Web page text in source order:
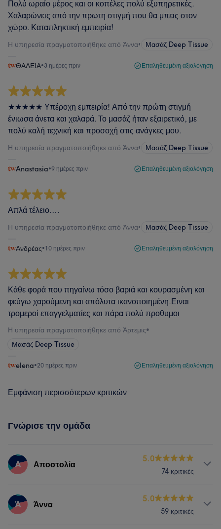
Πολύ ωραίο μέρος και οι κοπέλες πολύ εξυπηρετικές.
Χαλαρώνεις από την πρωτη στιγμή που θα μπεις στον
χώρο. Καταπληκτική εμπειρία!
Η υπηρεσία πραγματοποιήθηκε από Άννα• Μασάζ Deep Tissue
ΘΑΛΕΙΑ•3 ημέρες πριν Επαληθευμένη αξιολόγηση
★★★★★ Υπέροχη εμπειρία! Από την πρώτη στιγμή
ένιωσα άνετα και χαλαρά. Το μασάζ ήταν εξαιρετικό, με
πολύ καλή τεχνική και προσοχή στις ανάγκες μου.
Η υπηρεσία πραγματοποιήθηκε από Άννα• Μασάζ Deep Tissue
Anastasia•9 ημέρες πριν Επαληθευμένη αξιολόγηση
Απλά τέλειο….
Η υπηρεσία πραγματοποιήθηκε από Άννα• Μασάζ Deep Tissue
Ανδρέας•10 ημέρες πριν Επαληθευμένη αξιολόγηση
Κάθε φορά που πηγαίνω τόσο βαριά και κουρασμένη και
φεύγω χαρούμενη και απόλυτα ικανοποιημένη.Ειναι
τρομεροί επαγγελματίες και πάρα πολύ προθυμοι
Η υπηρεσία πραγματοποιήθηκε από Άρτεμις•
Μασάζ Deep Tissue
elena•20 ημέρες πριν Επαληθευμένη αξιολόγηση
Εμφάνιση περισσότερων κριτικών
Γνώρισε την ομάδα
Α Αποστολία
5.0
74 κριτικές
Υπηρεσίες
Ά Άννα
5.0
59 κριτικές